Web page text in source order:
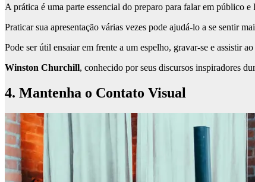
A prática é uma parte essencial do preparo para falar em público e
Praticar sua apresentação várias vezes pode ajudá-lo a se sentir
Pode ser útil ensaiar em frente a um espelho, gravar-se e assistir
Winston Churchill, conhecido por seus discursos inspiradores
4. Mantenha o Contato Visual